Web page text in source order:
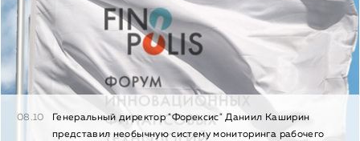
08.10
Генеральный директор "Форексис" Даниил Каширин
представил необычную систему мониторинга рабочего